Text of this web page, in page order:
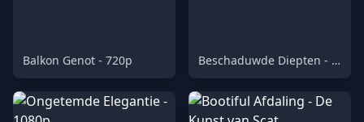
Balkon Genot - 720p Beschaduwde Diepten - 720p